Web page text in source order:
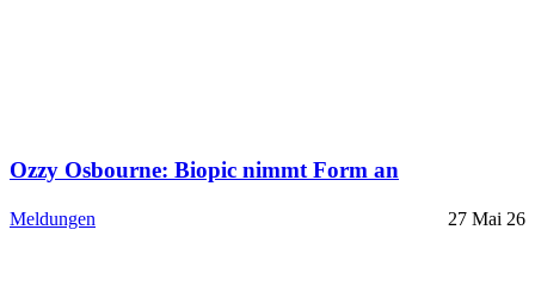
Ozzy Osbourne: Biopic nimmt Form an
Meldungen 27 Mai 26